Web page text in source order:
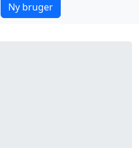
Ny bruger